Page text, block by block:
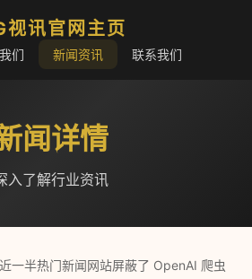
视讯官网主页
们 新闻资讯 联系我们
闻详情
入了解行业资讯
一半热门新闻网站屏蔽了 OpenAI 爬虫